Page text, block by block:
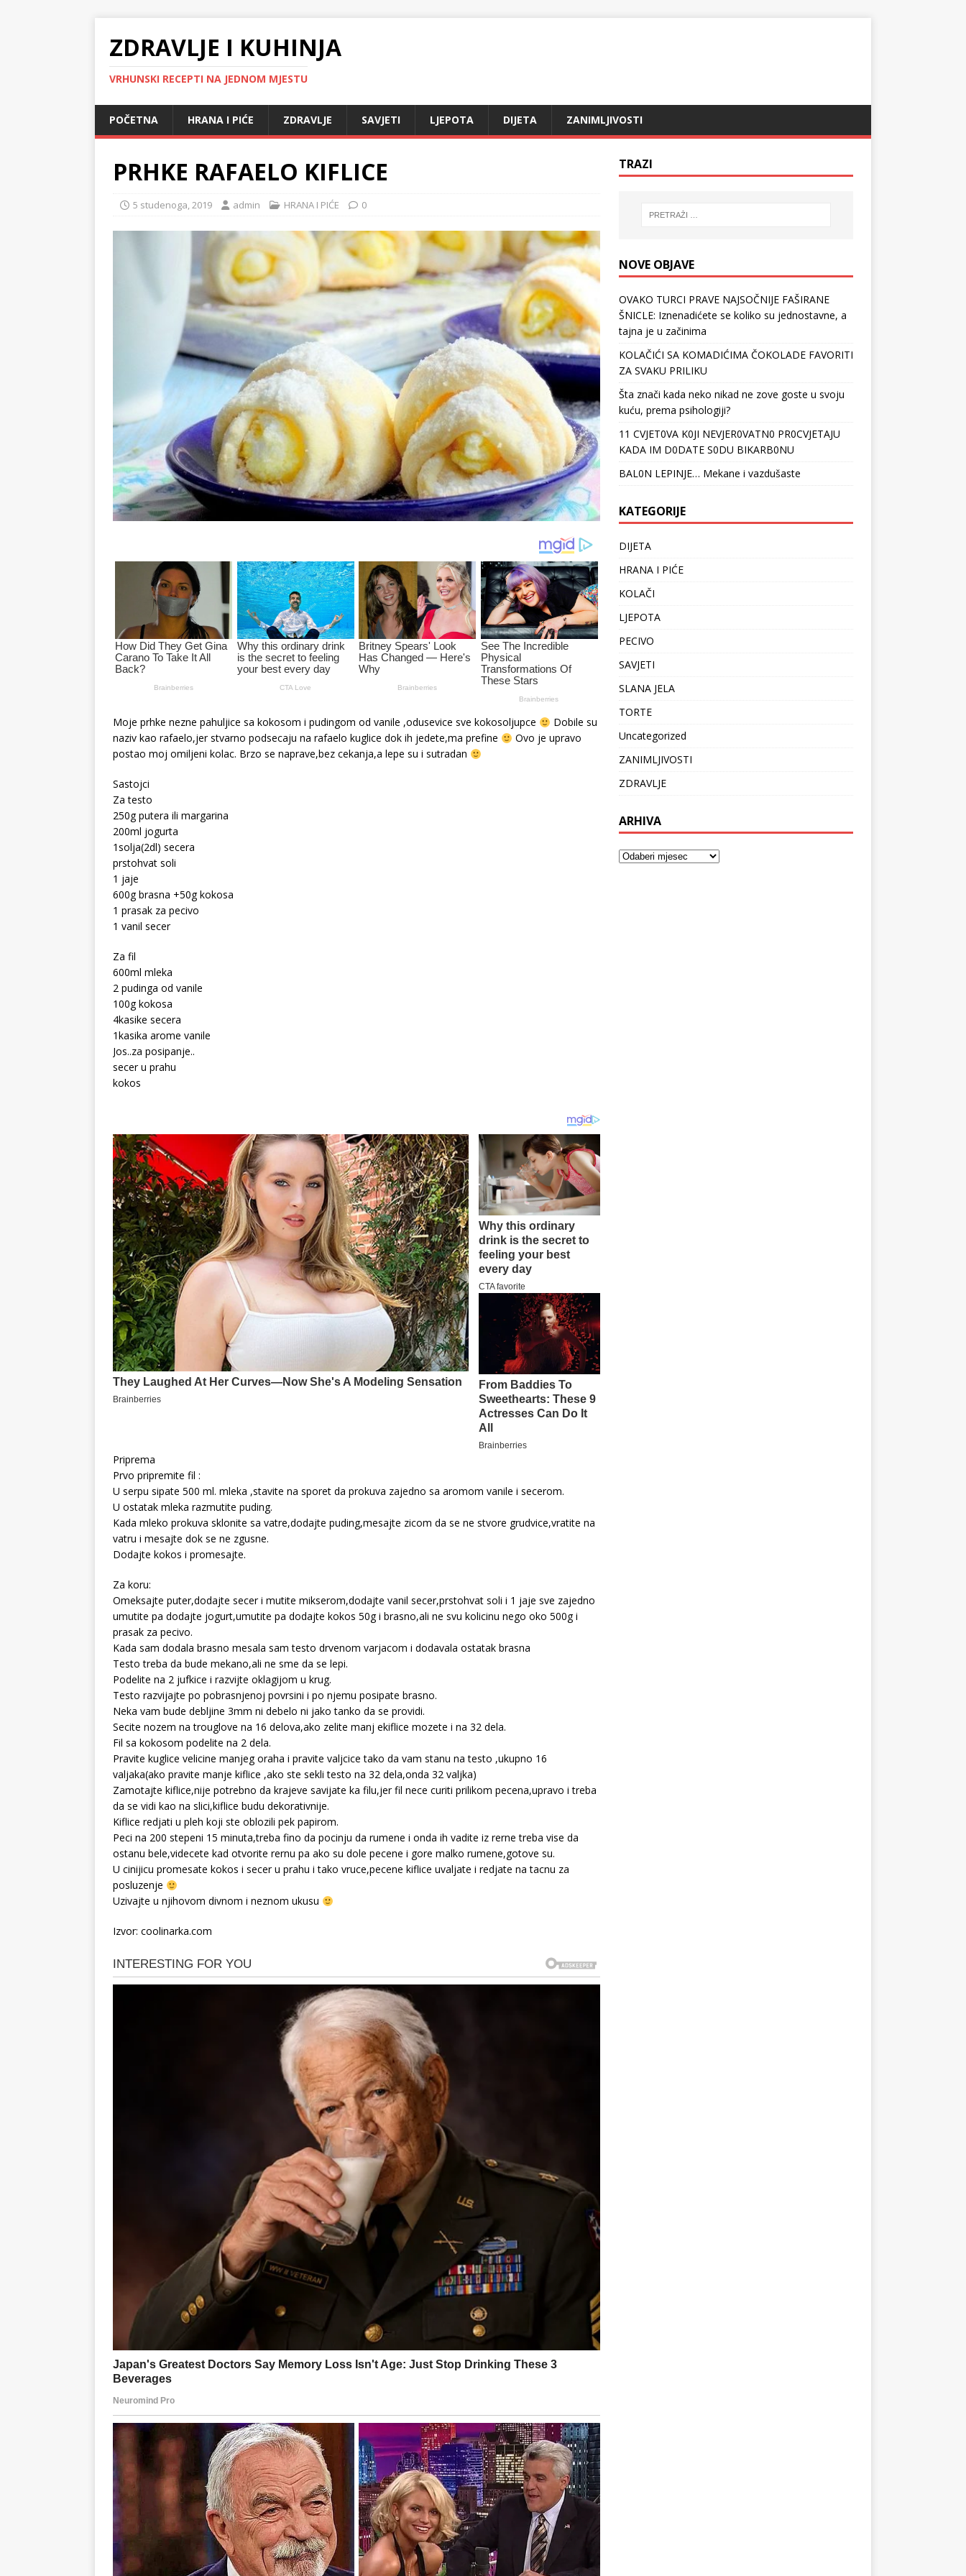
ZDRAVLJE I KUHINJA
VRHUNSKI RECEPTI NA JEDNOM MJESTU
POČETNA HRANA I PIĆE ZDRAVLJE SAVJETI LJEPOTA DIJETA ZANIMLJIVOSTI
PRHKE RAFAELO KIFLICE
5 studenoga, 2019 admin HRANA I PIĆE 0
Moje prhke nezne pahuljice sa kokosom i pudingom od vanile ,odusevice sve kokosoljupce
Dobile su
naziv kao rafaelo,jer stvarno podsecaju na rafaelo kuglice dok ih jedete,ma prefine
Ovo je upravo
postao moj omiljeni kolac. Brzo se naprave,bez cekanja,a lepe su i sutradan
Sastojci
Za testo
250g putera ili margarina
200ml jogurta
1solja(2dl) secera
prstohvat soli
1 jaje
600g brasna +50g kokosa
1 prasak za pecivo
1 vanil secer
Za fil
600ml mleka
2 pudinga od vanile
100g kokosa
4kasike secera
1kasika arome vanile
Jos..za posipanje..
secer u prahu
kokos
Priprema
Prvo pripremite fil :
U serpu sipate 500 ml. mleka ,stavite na sporet da prokuva zajedno sa aromom vanile i secerom.
U ostatak mleka razmutite puding.
Kada mleko prokuva sklonite sa vatre,dodajte puding,mesajte zicom da se ne stvore grudvice,vratite na
vatru i mesajte dok se ne zgusne.
Dodajte kokos i promesajte.
Za koru:
Omeksajte puter,dodajte secer i mutite mikserom,dodajte vanil secer,prstohvat soli i 1 jaje sve zajedno
umutite pa dodajte jogurt,umutite pa dodajte kokos 50g i brasno,ali ne svu kolicinu nego oko 500g i
prasak za pecivo.
Kada sam dodala brasno mesala sam testo drvenom varjacom i dodavala ostatak brasna
Testo treba da bude mekano,ali ne sme da se lepi.
Podelite na 2 jufkice i razvijte oklagijom u krug.
Testo razvijajte po pobrasnjenoj povrsini i po njemu posipate brasno.
Neka vam bude debljine 3mm ni debelo ni jako tanko da se providi.
Secite nozem na trouglove na 16 delova,ako zelite manj ekiflice mozete i na 32 dela.
Fil sa kokosom podelite na 2 dela.
Pravite kuglice velicine manjeg oraha i pravite valjcice tako da vam stanu na testo ,ukupno 16
valjaka(ako pravite manje kiflice ,ako ste sekli testo na 32 dela,onda 32 valjka)
Zamotajte kiflice,nije potrebno da krajeve savijate ka filu,jer fil nece curiti prilikom pecena,upravo i treba
da se vidi kao na slici,kiflice budu dekorativnije.
Kiflice redjati u pleh koji ste oblozili pek papirom.
Peci na 200 stepeni 15 minuta,treba fino da pocinju da rumene i onda ih vadite iz rerne treba vise da
ostanu bele,videcete kad otvorite rernu pa ako su dole pecene i gore malko rumene,gotove su.
U cinijicu promesate kokos i secer u prahu i tako vruce,pecene kiflice uvaljate i redjate na tacnu za
posluzenje
Uzivajte u njihovom divnom i neznom ukusu
Izvor: coolinarka.com
TRAZI
NOVE OBJAVE
OVAKO TURCI PRAVE NAJSOČNIJE FAŠIRANE
ŠNICLE: Iznenadićete se koliko su jednostavne, a
tajna je u začinima
KOLAČIĆI SA KOMADIĆIMA ČOKOLADE FAVORITI
ZA SVAKU PRILIKU
Šta znači kada neko nikad ne zove goste u svoju
kuću, prema psihologiji?
11 CVJET0VA K0JI NEVJER0VATN0 PR0CVJETAJU
KADA IM D0DATE S0DU BIKARB0NU
BAL0N LEPINJE… Mekane i vazdušaste
KATEGORIJE
DIJETA
HRANA I PIĆE
KOLAČI
LJEPOTA
PECIVO
SAVJETI
SLANA JELA
TORTE
Uncategorized
ZANIMLJIVOSTI
ZDRAVLJE
ARHIVA